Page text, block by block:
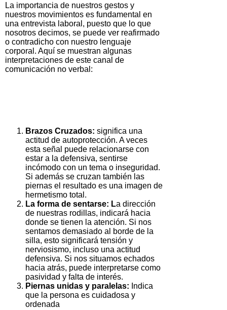
La importancia de nuestros gestos y
nuestros movimientos es fundamental en
una entrevista laboral, puesto que lo que
nosotros decimos, se puede ver reafirmado
o contradicho con nuestro lenguaje
corporal. Aquí se muestran algunas
interpretaciones de este canal de
comunicación no verbal:
Brazos Cruzados: significa una
actitud de autoprotección. A veces
esta señal puede relacionarse con
estar a la defensiva, sentirse
incómodo con un tema o inseguridad.
Si además se cruzan también las
piernas el resultado es una imagen de
hermetismo total.
La forma de sentarse: La dirección
de nuestras rodillas, indicará hacia
donde se tienen la atención. Si nos
sentamos demasiado al borde de la
silla, esto significará tensión y
nerviosismo, incluso una actitud
defensiva. Si nos situamos echados
hacia atrás, puede interpretarse como
pasividad y falta de interés.
Piernas unidas y paralelas: Indica
que la persona es cuidadosa y
ordenada